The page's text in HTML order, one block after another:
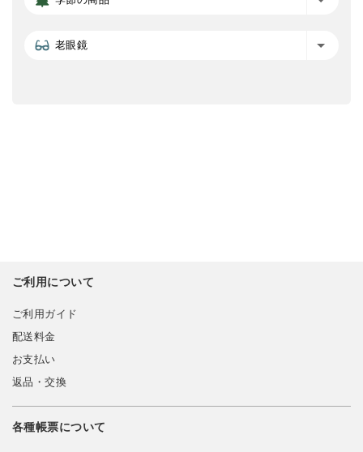
老眼鏡
ご利用について
ご利用ガイド
配送料金
お支払い
返品・交換
各種帳票について